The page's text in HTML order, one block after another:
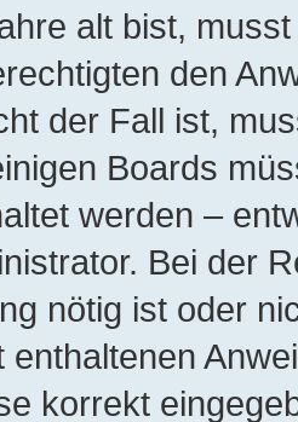
alt bist,
den
der Fall ist,
Boards
werden –
Bei der
nötig ist oder
enthaltenen
korrekt